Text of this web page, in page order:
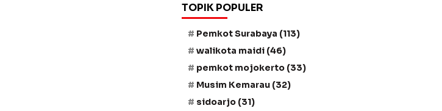
TOPIK POPULER
Pemkot Surabaya (113)
walikota maidi (46)
pemkot mojokerto (33)
Musim Kemarau (32)
sidoarjo (31)